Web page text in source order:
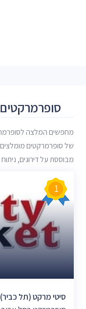
מחפשים המלצה
של סופרמרקטים
מבוססת על דירוגים, ניתוח
1
סיטי מרקט (תל כביר)